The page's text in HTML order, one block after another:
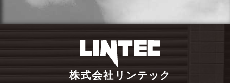
株式会社リンテック